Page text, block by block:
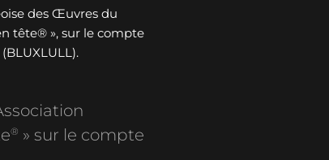
des Œuvres du
tête® », sur le compte
(BLUXLULL).
® » sur le compte